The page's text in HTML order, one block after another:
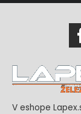
V eshope